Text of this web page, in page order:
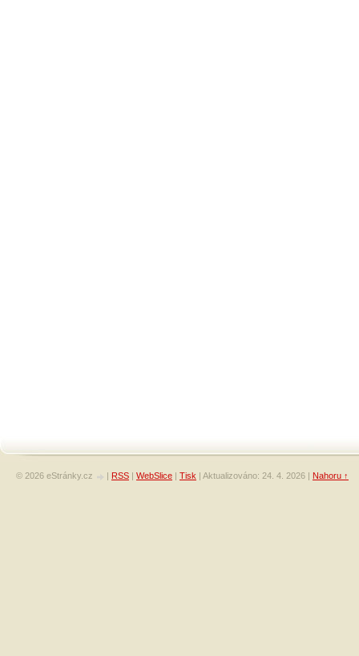
© 2026 eStránky.cz | RSS | WebSlice | Tisk | Aktualizováno: 24. 4. 2026 | Nahoru ↑